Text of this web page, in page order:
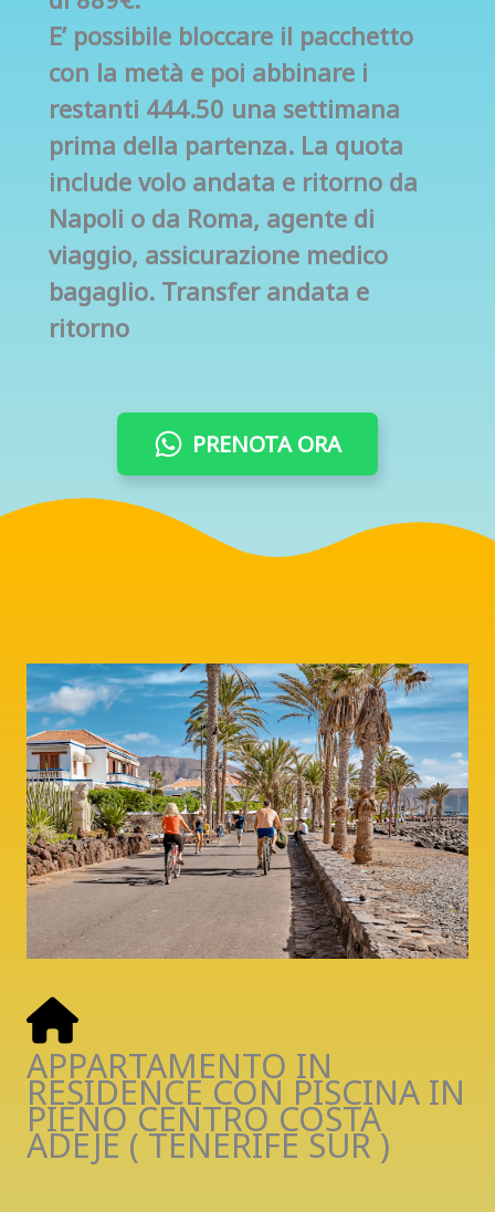
E’ possibile bloccare il pacchetto
con la metà e poi abbinare i
restanti 444.50 una settimana
prima della partenza. La quota
include volo andata e ritorno da
Napoli o da Roma, agente di
viaggio, assicurazione medico
bagaglio. Transfer andata e
ritorno
PRENOTA ORA
APPARTAMENTO IN
RESIDENCE CON PISCINA IN
PIENO CENTRO COSTA
ADEJE ( TENERIFE SUR )